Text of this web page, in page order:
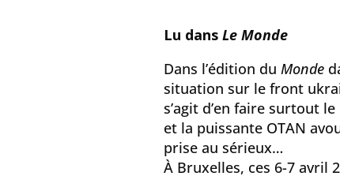
Lu dans Le Monde
Dans l’édition du Monde
situation sur le front
s’agit d’en faire surtout
et la puissante OTAN
prise au sérieux…
À Bruxelles, ces 6-7 avril